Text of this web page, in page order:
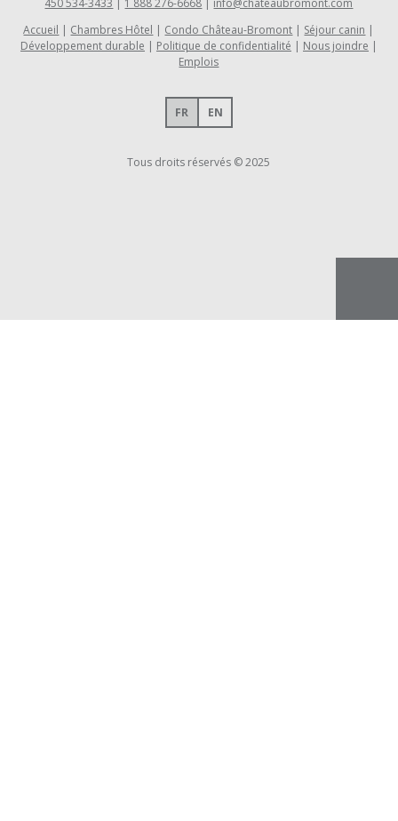
450 534-3433 | 1 888 276-6668 | info@chateaubromont.com
Accueil
Chambres Hôtel Condo Château-Bromont
Séjour canin
Développement durable
Politique de confidentialité
Nous joindre
Emplois
FR EN
Tous droits réservés © 2025